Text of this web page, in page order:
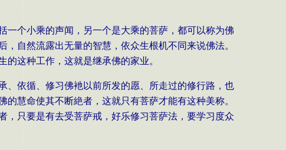
一个小乘的声闻，另一个是大乘的菩萨，都可以称为佛
自然流露出无量的智慧，依众生根机不同来说佛法。
这种工作，这就是继承佛的家业。
、依循、修习佛衪以前所发的愿、所走过的修行路，也
慧命使其不断絶者，这就只有菩萨才能有这种美称。
，只要是有去受菩萨戒，好乐修习菩萨法，要学习度众